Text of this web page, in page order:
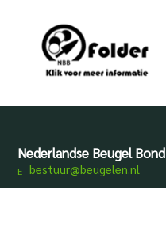
Nederlandse Beugel Bond
bestuur@beugelen.nl